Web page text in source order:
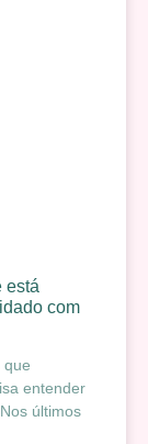
está
com
que
entender
últimos